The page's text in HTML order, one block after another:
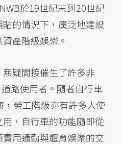
於19世紀末到20世紀
的情況下，廣泛地建設
產階級娛樂。
疑間接催生了許多非
路使用者。隨者自行車
勞工階級亦有許多人使
，自行車的功能隨即從
用通勤與體育娛樂的交